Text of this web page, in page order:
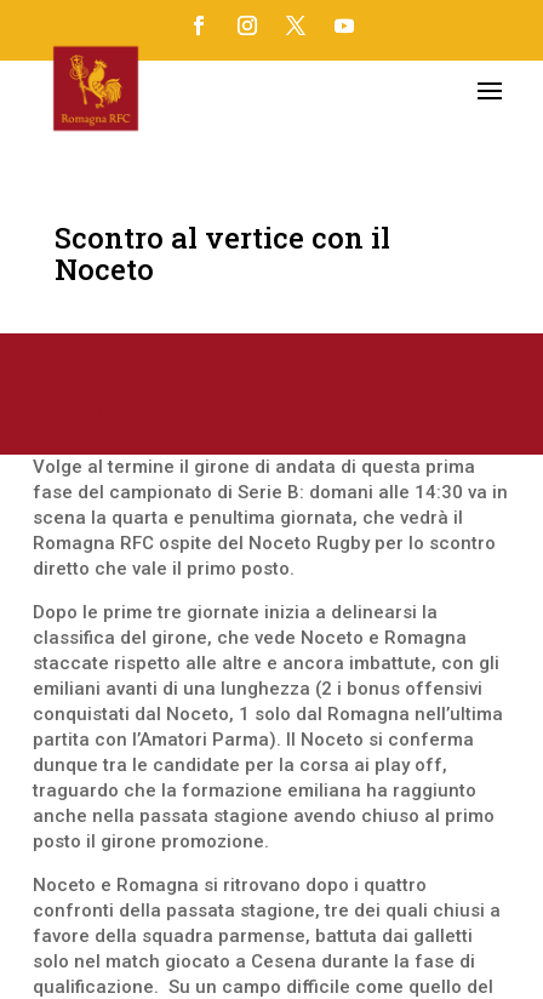
Scontro al vertice con il
Noceto
Volge al termine il girone di andata di questa prima
fase del campionato di Serie B: domani alle 14:30 va in
scena la quarta e penultima giornata, che vedrà il
Romagna RFC ospite del Noceto Rugby per lo scontro
diretto che vale il primo posto.
Dopo le prime tre giornate inizia a delinearsi la
classifica del girone, che vede Noceto e Romagna
staccate rispetto alle altre e ancora imbattute, con gli
emiliani avanti di una lunghezza (2 i bonus offensivi
conquistati dal Noceto, 1 solo dal Romagna nell’ultima
partita con l’Amatori Parma). Il Noceto si conferma
dunque tra le candidate per la corsa ai play off,
traguardo che la formazione emiliana ha raggiunto
anche nella passata stagione avendo chiuso al primo
posto il girone promozione.
Noceto e Romagna si ritrovano dopo i quattro
confronti della passata stagione, tre dei quali chiusi a
favore della squadra parmense, battuta dai galletti
solo nel match giocato a Cesena durante la fase di
qualificazione. Su un campo difficile come quello del